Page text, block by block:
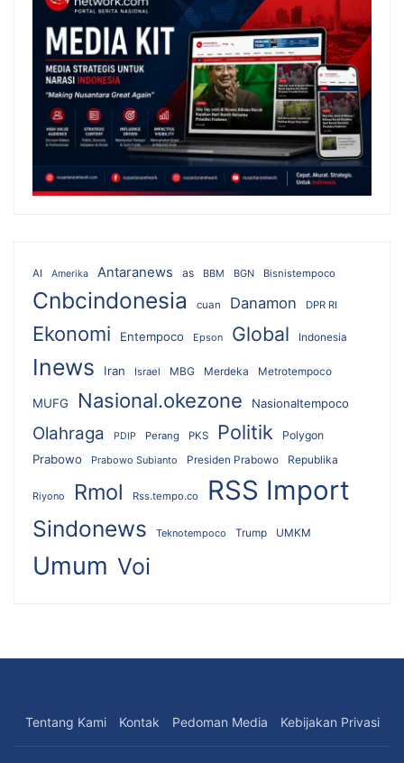
AI Amerika Antaranews as BBM BGN Bisnistempoco
Cnbcindonesia cuan Danamon DPR RI
Ekonomi Entempoco Epson Global Indonesia
Inews Iran Israel MBG Merdeka Metrotempoco
MUFG Nasional.okezone Nasionaltempoco
Olahraga PDIP Perang PKS Politik Polygon
Prabowo Prabowo Subianto Presiden Prabowo Republika
Riyono Rmol Rss.tempo.co RSS Import
Sindonews Teknotempoco Trump UMKM
Umum Voi
Tentang Kami Kontak Pedoman Media Kebijakan Privasi